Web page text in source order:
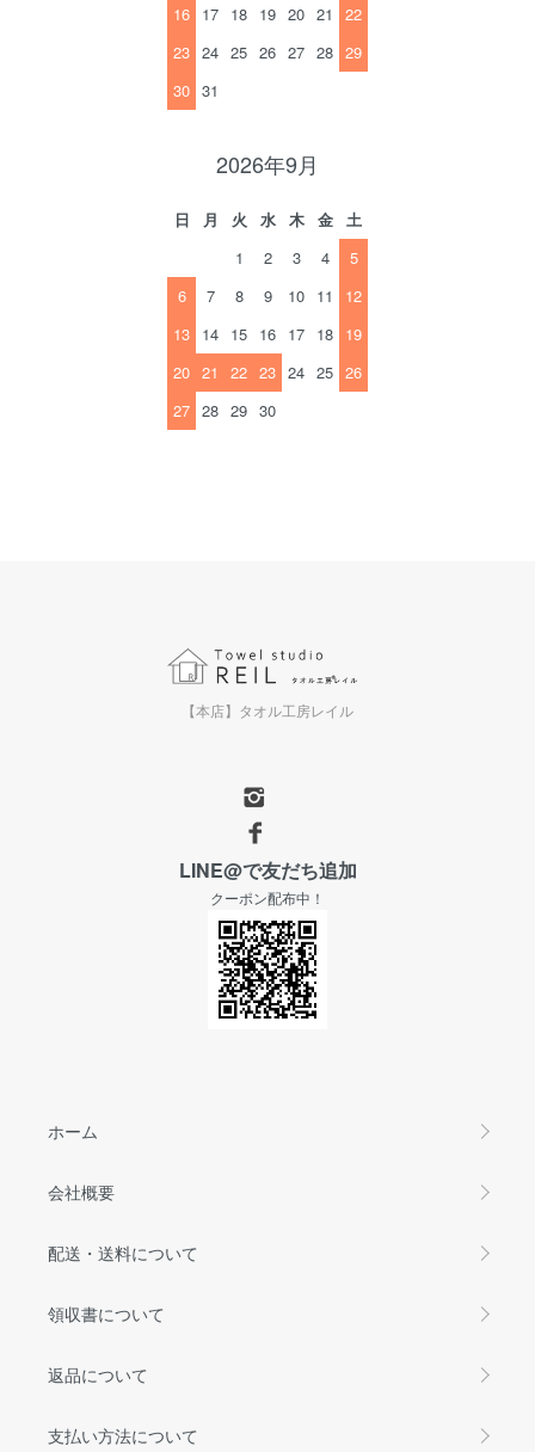
16 17 18 19 20 21
22
23 24 25 26 27 28 29
30 31
2026年9月
日 月 火 水 木 金
土
1
2 3 4
5
6
7 8 9 10 11
12
13 14 15 16 17 18 19
20 21 22 23 24 25 26
27 28 29 30
【本店】タオル工房レイル
LINE@で友だち追加
クーポン配布中！
ホーム
会社概要
配送・送料について
領収書について
返品について
支払い方法について